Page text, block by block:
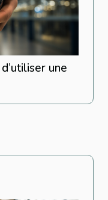
une